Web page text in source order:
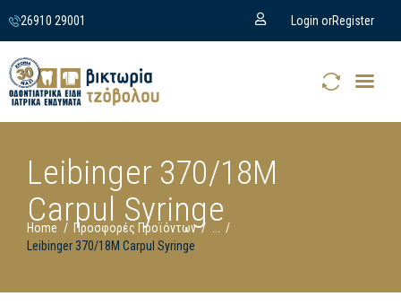
26910 29001 Login orRegister
Leibinger 370/18M
Carpul Syringe
Home Προσφορές Προϊόντων
...
Leibinger 370/18M Carpul Syringe